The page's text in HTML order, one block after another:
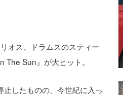
オス、ドラムスのスティー
The Sun』が大ヒット。
したものの、今世紀に入っ